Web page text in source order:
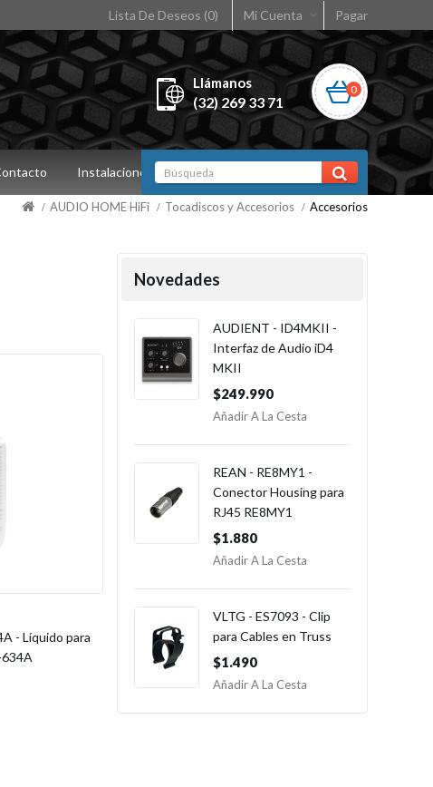
Lista De Deseos (0) Mi Cuenta Pagar
Llámanos
(32) 269 33 71
0
Instalaciones
AUDIO HOME HiFi Tocadiscos y Accesorios Accesorios
- Líquido para
Novedades
AUDIENT - ID4MKII -
Interfaz de Audio iD4
MKII
$249.990
Añadir A La Cesta
REAN - RE8MY1 -
Conector Housing para
RJ45 RE8MY1
$1.880
Añadir A La Cesta
VLTG - ES7093 - Clip
para Cables en Truss
$1.490
Añadir A La Cesta